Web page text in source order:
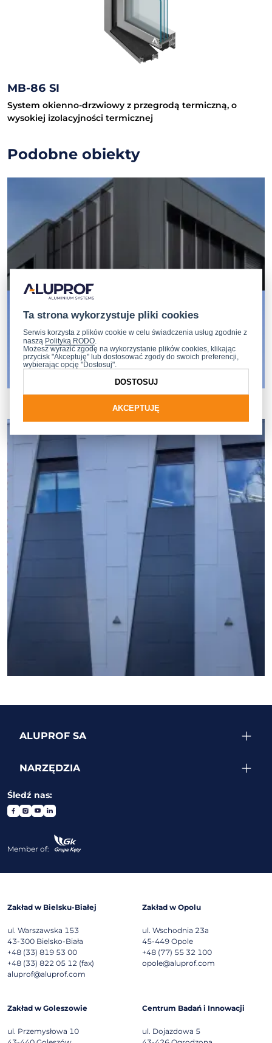
MB-86 SI
System okienno-drzwiowy z przegrodą termiczną, o
wysokiej izolacyjności termicznej
Podobne obiekty
ZOBACZ WIĘCEJ REALIZACJI
ALUPROF SA
NARZĘDZIA
Śledź nas:
Member of:
Zakład w Bielsku-Białej
ul. Warszawska 153
43-300 Bielsko-Biała
+48 (33) 819 53 00
+48 (33) 822 05 12 (fax)
aluprof@aluprof.com
Zakład w Opolu
ul. Wschodnia 23a
45-449 Opole
+48 (77) 55 32 100
opole@aluprof.com
Zakład w Goleszowie
ul. Przemysłowa 10
Centrum Badań i Innowacji
ul. Dojazdowa 5
Ta strona wykorzystuje pliki cookies
Serwis korzysta z plików cookie w celu świadczenia usług zgodnie z
naszą Polityką RODO
Możesz wyrazić zgodę na wykorzystanie plików cookies, klikając
przycisk "Akceptuję" lub dostosować zgody do swoich preferencji,
wybierając opcję "Dostosuj".
AKCEPTUJĘ
DOSTOSUJ